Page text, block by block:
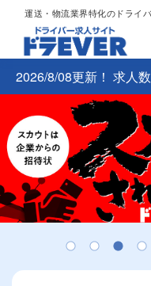
運送・物流業界特化のドライ
2026/8/08更新！ 求人